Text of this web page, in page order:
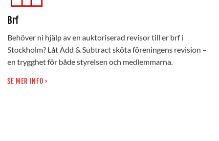
Brf
Behöver ni hjälp av en auktoriserad revisor till er brf i
Stockholm? Låt Add & Subtract sköta föreningens revision –
en trygghet för både styrelsen och medlemmarna.
SE MER INFO >